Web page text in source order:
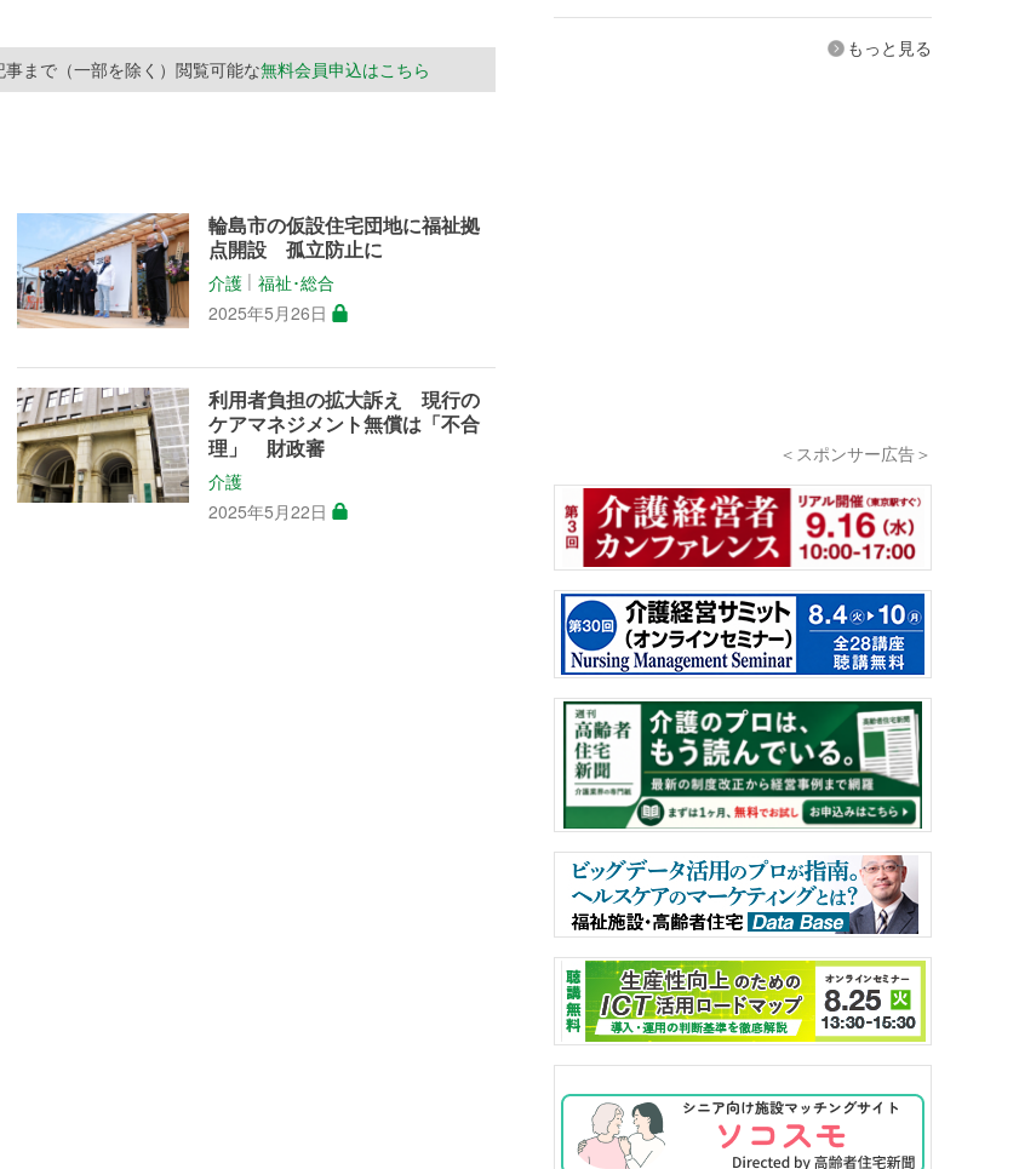
まで（一部を除く）閲覧可能な無料会員申込はこちら
輪島市の仮設住宅団地に福祉拠
点開設 孤立防止に
介護 │福祉･総合
2025年5月26日
利用者負担の拡大訴え 現行の
ケアマネジメント無償は「不合
理」 財政審
介護
2025年5月22日
もっと見る
＜スポンサー広告＞